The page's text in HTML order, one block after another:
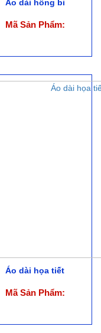
Áo dài hồng bi
Mã Sản Phẩm:
Áo dài họa tiết
Mã Sản Phẩm: